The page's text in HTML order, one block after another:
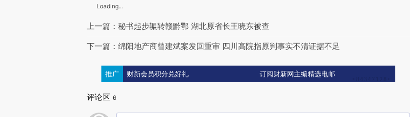
Loading...
上一篇：秘书起步辗转赣黔鄂 湖北原省长王晓东被查
下一篇：绵阳地产商曾建斌案发回重审 四川高院指原判事实不清证据不足
推广 财新会员积分兑好礼 订阅财新网主编精选电邮
评论区 6